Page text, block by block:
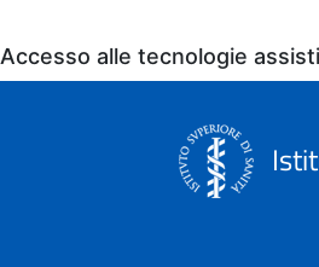
Eventi
Accesso alle tecnologie